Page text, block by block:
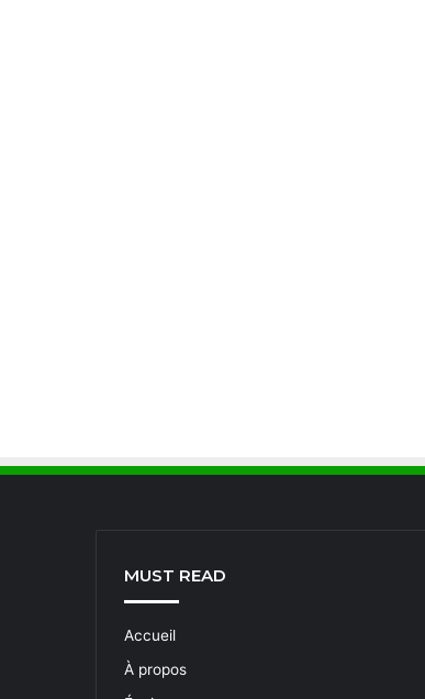
MUST READ
Accueil
À propos